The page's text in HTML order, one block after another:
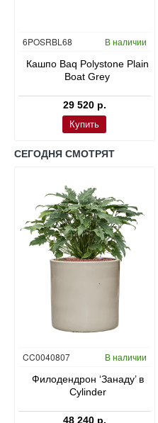
6POSRBL68 В наличии
Кашпо Baq Polystone Plain
Boat Grey
29 520 р.
Купить
СЕГОДНЯ СМОТРЯТ
CC0040807 В наличии
Филодендрон ‘Занаду’ в
Cylinder
48 240 р.